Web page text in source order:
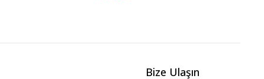
Bize Ulaşın